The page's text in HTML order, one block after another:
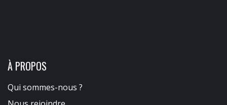
À PROPOS
Qui sommes-nous ?